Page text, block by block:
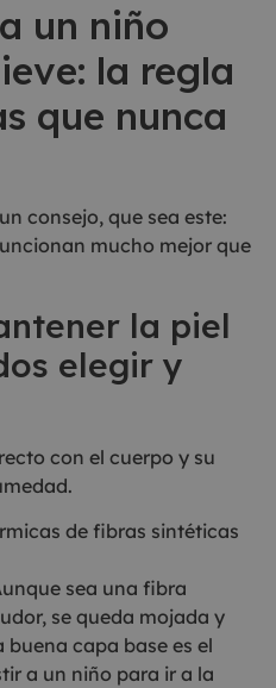
un niño
la regla
que nunca
consejo, que sea este:
mucho mejor que
la piel
elegir y
con el cuerpo y su
de fibras sintéticas
sea una fibra
se queda mojada y
capa base es el
a un niño para ir a la